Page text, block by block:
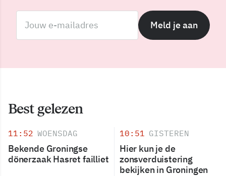
Meld je aan
Best gelezen
11:52 WOENSDAG
Bekende Groningse
dönerzaak Hasret failliet
10:51 GISTEREN
Hier kun je de
zonsverduistering
bekijken in Groningen